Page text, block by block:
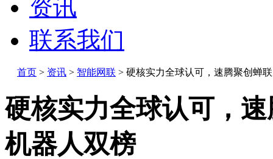
资讯
联系我们
首页 > 资讯 > 智能网联 > 硬核实力全球认可，速腾聚创蝉
硬核实力全球认可，
机器人双榜